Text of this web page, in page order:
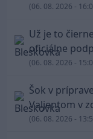
(06. 08. 2026 -
Už je to
oficiálne
(06. 08. 2026 -
Šok v
Valjentom v
(06. 08. 2026 -